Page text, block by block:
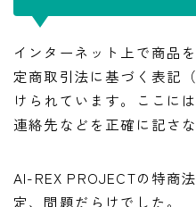
インターネット上で商品
定商取引法に基づく表記
けられています。ここに
連絡先などを正確に記さ
AI-REX PROJECTの特商
定、問題だらけでした。